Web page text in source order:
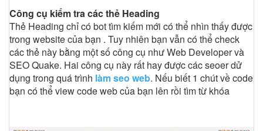
Công cụ kiểm tra các thẻ Heading
Thẻ Heading chỉ có bot tìm kiếm mới có thể nhìn thấy được
trong website của bạn . Tuy nhiên bạn vẫn có thể check
các thẻ này bằng một số công cụ như Web Developer và
SEO Quake. Hai công cụ này rất hay được các seoer dử
dụng trong quá trình làm seo web. Nếu biết 1 chút về code
bạn có thể view code web của bạn lên rồi tìm từ khóa